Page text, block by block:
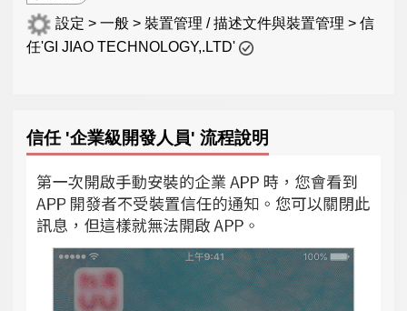
設定 > 一般 > 裝置管理 / 描述文件與裝置管理 > 信
任'GI JIAO TECHNOLOGY,.LTD'
信任 '企業級開發人員' 流程說明